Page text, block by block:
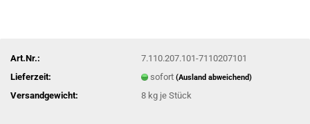
Art.Nr.:
7.110.207.101-7110207101
Lieferzeit:
sofort(Ausland abweichend)
Versandgewicht: 8 kg je Stück